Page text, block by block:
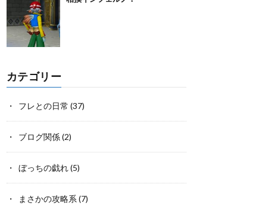
カテゴリー
フレとの日常 (37)
ブログ関係(2)
ぼっちの戯れ(5)
まさかの攻略系 (7)